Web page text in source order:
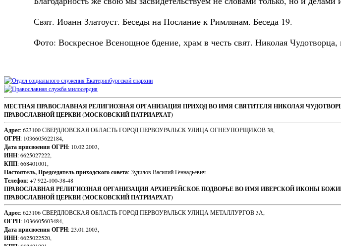
Свят. Иоанн Златоуст. Беседы на Послание к Римлянам. Беседа 19.
Фото: Воскресное Всенощное бдение, храм в честь свят. Николая
Sidebar
Footer
Content
МЕСТНАЯ ПРАВОСЛАВНАЯ РЕЛИГИОЗНАЯ ОРГАНИЗАЦИЯ ПРИХОД ВО ИМЯ СВЯТИТЕЛЯ НИКОЛАЯ
ПРАВОСЛАВНОЙ ЦЕРКВИ (МОСКОВСКИЙ ПАТРИАРХАТ)
Адрес: 623100 СВЕРДЛОВСКАЯ ОБЛАСТЬ ГОРОД ПЕРВОУРАЛЬСК УЛИЦА ОГНЕУПОРЩИКОВ 38,
ОГРН: 1036605622184,
Дата присвоения ОГРН: 10.02.2003,
ИНН: 6625027222,
КПП: 668401001,
Настоятель, Председатель приходского совета: Зудилов Василий Геннадьевич
Телефон: +7 922-100-38-48
ПРАВОСЛАВНАЯ РЕЛИГИОЗНАЯ ОРГАНИЗАЦИЯ АРХИЕРЕЙСКОЕ ПОДВОРЬЕ ВО ИМЯ ИВЕРСКОЙ ИКОНЫ
ПРАВОСЛАВНОЙ ЦЕРКВИ (МОСКОВСКИЙ ПАТРИАРХАТ)
Адрес: 623106 СВЕРДЛОВСКАЯ ОБЛАСТЬ ГОРОД ПЕРВОУРАЛЬСК УЛИЦА МЕТАЛЛУРГОВ 3А,
ОГРН: 1036605603484,
Дата присвоения ОГРН: 23.01.2003,
ИНН: 6625022520,